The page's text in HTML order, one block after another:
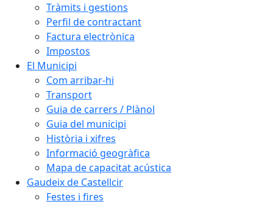
Tràmits i gestions
Perfil de contractant
Factura electrònica
Impostos
El Municipi
Com arribar-hi
Transport
Guia de carrers / Plànol
Guia del municipi
Història i xifres
Informació geogràfica
Mapa de capacitat acústica
Gaudeix de Castellcir
Festes i fires